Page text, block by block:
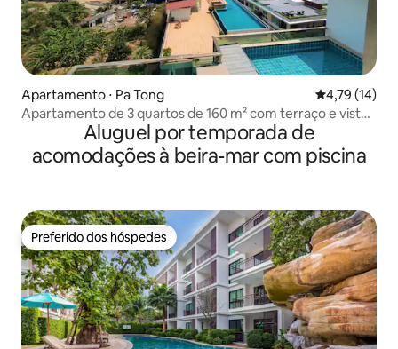
Apartamento ⋅ Pa Tong 4,79 de uma
4,79 (14)
Apartamento de 3 quartos de 160 m² com terraço e vista
para o marAluguel por temporada de
acomodações à beira-mar com piscina
Preferido dos hóspedes
Preferido dos hóspedes